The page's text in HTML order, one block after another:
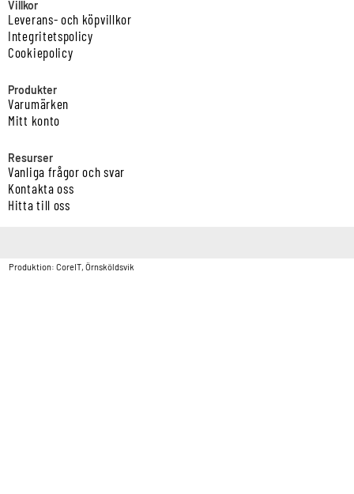
Villkor
Leverans- och köpvillkor
Integritetspolicy
Cookiepolicy
Produkter
Varumärken
Mitt konto
Resurser
Vanliga frågor och svar
Kontakta oss
Hitta till oss
Produktion: CoreIT, Örnsköldsvik